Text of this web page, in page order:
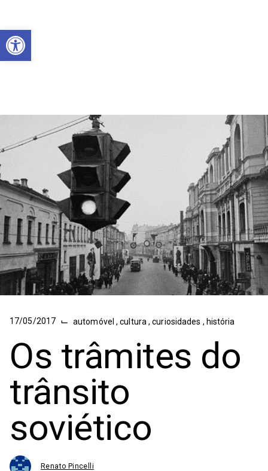
Abrir a barra de ferramentas
17/05/2017 ⌙ automóvel ,cultura,curiosidades , história
Os trâmites do
trânsito
soviético
Renato Pincelli